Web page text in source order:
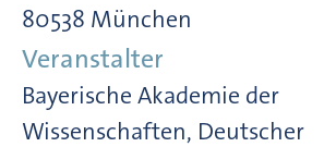
80538 München
Veranstalter
Bayerische Akademie der
Wissenschaften, Deutscher